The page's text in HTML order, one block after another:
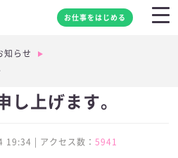
お仕事をはじめる
知らせ
し上げます。
19:34 | アクセス数： 5941